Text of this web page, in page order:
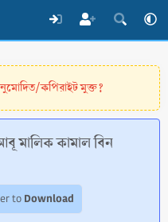
কপিরাইট মুক্ত?
মালিক কামাল বিন
to Download